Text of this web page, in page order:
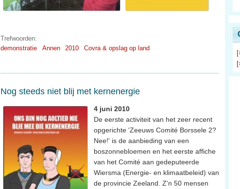
Trefwoorden:
demonstratie
Annen 2010 Covra & opslag op land
Nog steeds niet blij met kernenergie
4 juni 2010
De eerste activiteit van het zeer recent
opgerichte 'Zeeuws Comité Borssele 2?
Nee!' is de aanbieding van een
boszonnebloemen en het eerste affiche
van het Comité aan gedeputeerde
Wiersma (Energie- en klimaatbeleid) van
de provincie Zeeland. Z'n 50 mensen